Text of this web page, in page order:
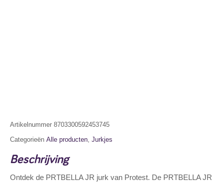
Artikelnummer 8703300592453745
Categorieën Alle producten, Jurkjes
Beschrijving
Ontdek de PRTBELLA JR jurk van Protest. De PRTBELLA JR